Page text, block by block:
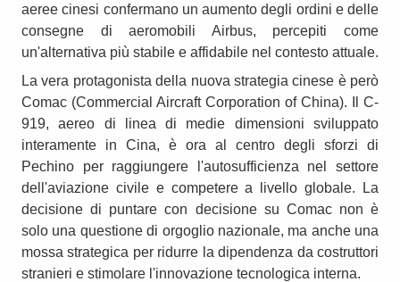
aeree cinesi confermano un aumento degli ordini e delle
consegne di aeromobili Airbus, percepiti come
un'alternativa più stabile e affidabile nel contesto attuale.
La vera protagonista della nuova strategia cinese è però
Comac (Commercial Aircraft Corporation of China). Il C-
919, aereo di linea di medie dimensioni sviluppato
interamente in Cina, è ora al centro degli sforzi di
Pechino per raggiungere l'autosufficienza nel settore
dell'aviazione civile e competere a livello globale. La
decisione di puntare con decisione su Comac non è
solo una questione di orgoglio nazionale, ma anche una
mossa strategica per ridurre la dipendenza da costruttori
stranieri e stimolare l'innovazione tecnologica interna.